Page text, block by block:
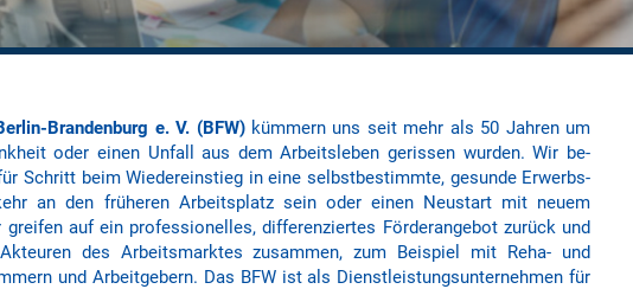
Brandenburg e. V. (BFW) kümmern uns seit mehr als 50 Jahren um
oder einen Un­fall aus dem Arbeits­leben gerissen wurden. Wir be­
Schritt beim Wieder­einstieg in eine selbst­bestimmte, gesunde Erwerbs­
an den früheren Arbeitsplatz sein oder einen Neu­start mit neuem
greifen auf ein professionelles, differenziertes Förder­angebot zurück und
des Arbeits­marktes zusammen, zum Beispiel mit Reha- und
und Arbeit­gebern. Das BFW ist als Dienst­leistungs­unter­nehmen für